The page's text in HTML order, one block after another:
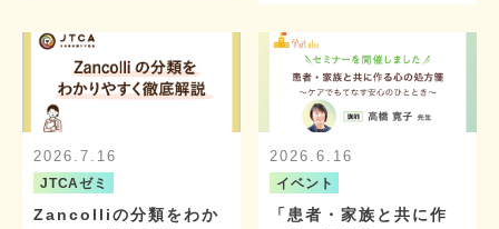
2026.7.16
JTCAゼミ
Zancolliの分類をわか
2026.6.16
イベント
「患者・家族と共に作